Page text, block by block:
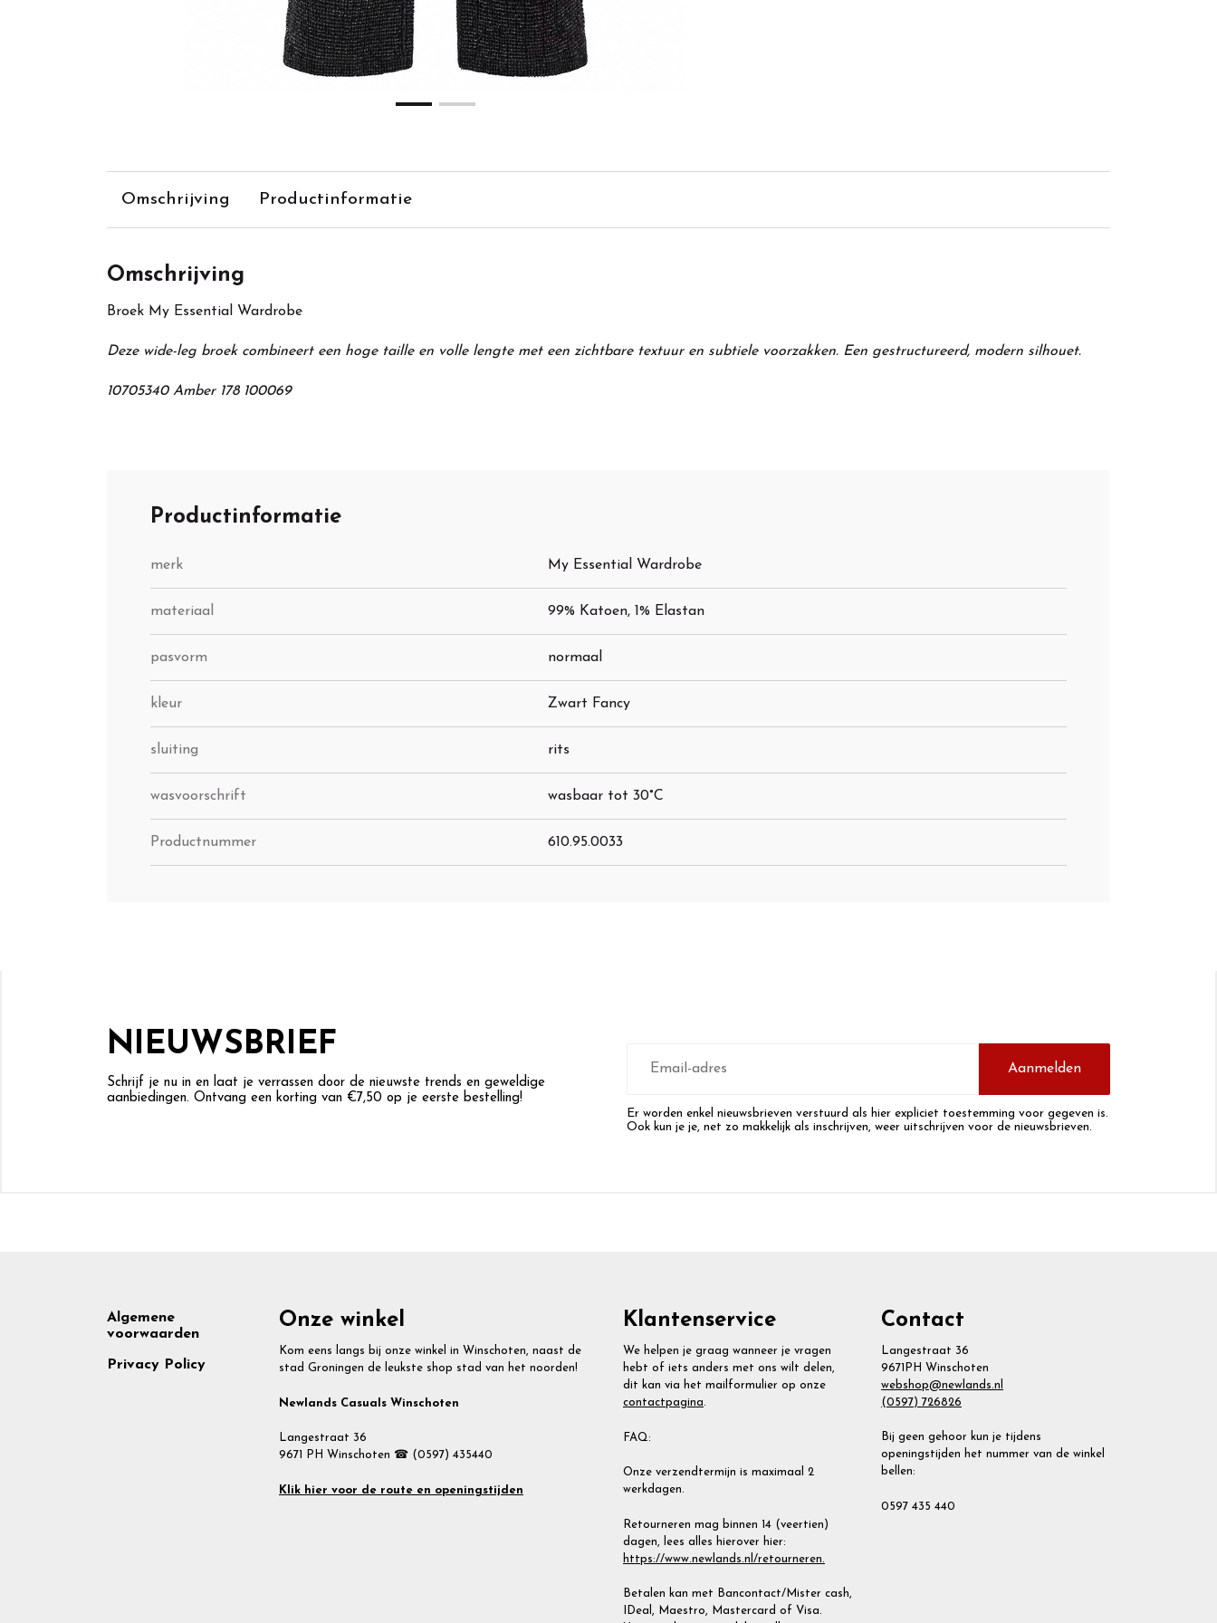
Omschrijving Productinformatie
Omschrijving
Broek My Essential Wardrobe
Deze wide-leg broek combineert een hoge taille en volle lengte met een zichtbare textuur en subtiele voorzakken. Een gestructureerd, modern silhouet.
10705340 Amber 178 100069
Productinformatie
merk My Essential Wardrobe
materiaal 99% Katoen, 1% Elastan
pasvorm normaal
kleur Zwart Fancy
sluiting rits
wasvoorschrift wasbaar tot 30°C
Productnummer 610.95.0033
NIEUWSBRIEF
Schrijf je nu in en laat je verrassen door de nieuwste trends en geweldige
aanbiedingen. Ontvang een korting van €7,50 op je eerste bestelling!
mailadres
Aanmelden
Er worden enkel nieuwsbrieven verstuurd als hier expliciet toestemming voor gegeven is.
Ook kun je je, net zo makkelijk als inschrijven, weer uitschrijven voor de nieuwsbrieven.
Footer
Algemene
voorwaarden
Privacy Policy
Onze winkel
Kom eens langs bij onze winkel in Winschoten, naast de
stad Groningen de leukste shop stad van het noorden!
Newlands Casuals Winschoten
Langestraat 36
9671 PH Winschoten ☎ (0597) 435440
Klik hier voor de route en openingstijden
Klantenservice
We helpen je graag wanneer je vragen
hebt of iets anders met ons wilt delen,
dit kan via het mailformulier op onze
contactpagina.
FAQ:
Onze verzendtermijn is maximaal 2
werkdagen.
Retourneren mag binnen 14 (veertien)
dagen, lees alles hierover hier:
https://www.newlands.nl/retourneren.
Betalen kan met Bancontact/Mister cash,
IDeal, Maestro, Mastercard of Visa.
Contact
Langestraat 36
9671PH Winschoten
webshop@newlands.nl
(0597) 726826
Bij geen gehoor kun je tijdens
openingstijden het nummer van de winkel
bellen:
0597 435 440